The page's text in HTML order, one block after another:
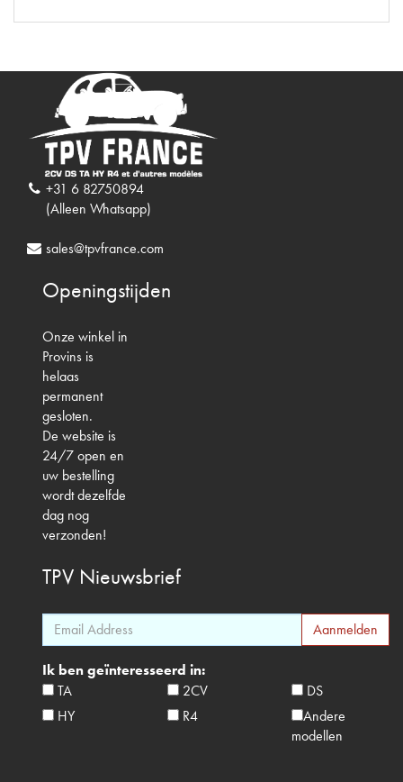
+31 6 82750894
(Alleen Whatsapp)
sales@tpvfrance.com
Openingstijden
Onze winkel in
Provins is
helaas
permanent
gesloten.
De website is
24/7 open en
uw bestelling
wordt dezelfde
dag nog
verzonden!
TPV Nieuwsbrief
Ik ben geïnteresseerd in:
TA
2CV
DS
HY
R4
Andere
modellen